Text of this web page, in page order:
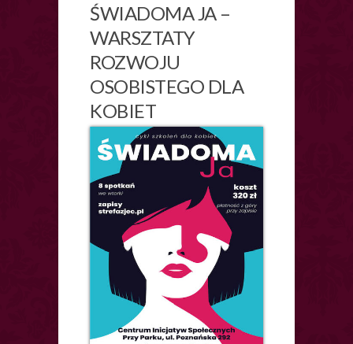
ŚWIADOMA JA –
WARSZTATY
ROZWOJU
OSOBISTEGO DLA
KOBIET